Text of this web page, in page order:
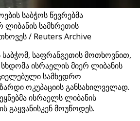
საბჭოს წევრებმა
ლიბანის სამხრეთის
/ Reuters Archive
საფრანგეთის მოთხოვნით,
ისრაელის მიერ ლიბანის
სამხედრო
ოკუპაციის განსახილველად.
ისრაელს ლიბანის
გაყვანისკენ მოუწოდეს.